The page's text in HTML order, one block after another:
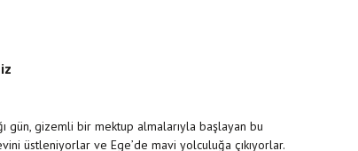
gün, gizemli bir mektup almalarıyla başlayan bu
üstleniyorlar ve Ege’de mavi yolculuğa çıkıyorlar.